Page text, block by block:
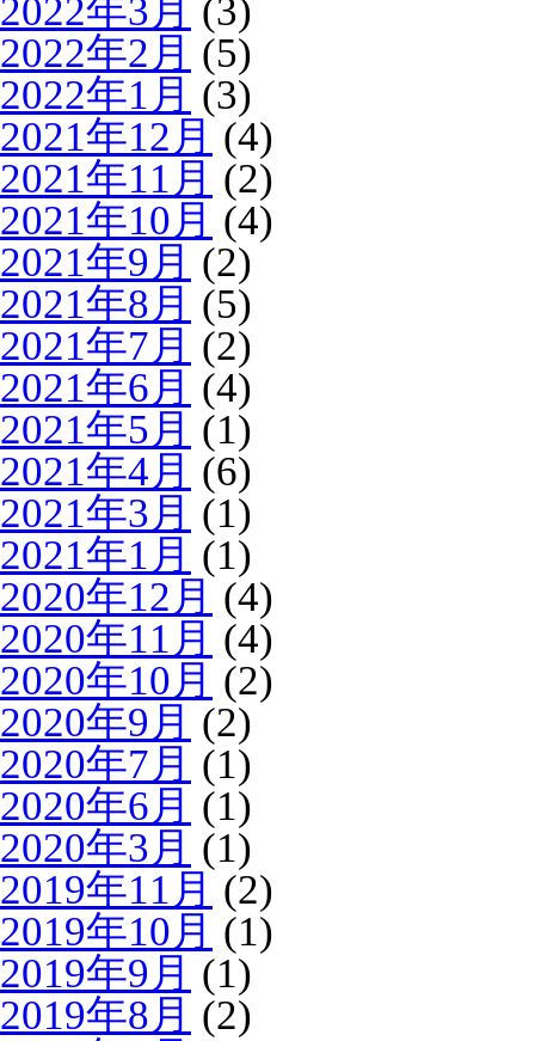
2022年3月 (3)
2022年2月 (5)
2022年1月 (3)
2021年12月 (4)
2021年11月 (2)
2021年10月 (4)
2021年9月 (2)
2021年8月 (5)
2021年7月 (2)
2021年6月 (4)
2021年5月 (1)
2021年4月 (6)
2021年3月 (1)
2021年1月 (1)
2020年12月 (4)
2020年11月 (4)
2020年10月 (2)
2020年9月 (2)
2020年7月 (1)
2020年6月 (1)
2020年3月 (1)
2019年11月 (2)
2019年10月 (1)
2019年9月 (1)
2019年8月 (2)